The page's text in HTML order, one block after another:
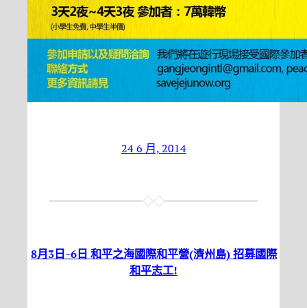
24 6 月, 2014
8月3日~6日 和平之海國際和平營(濟州島) 招募國際
和平志工!